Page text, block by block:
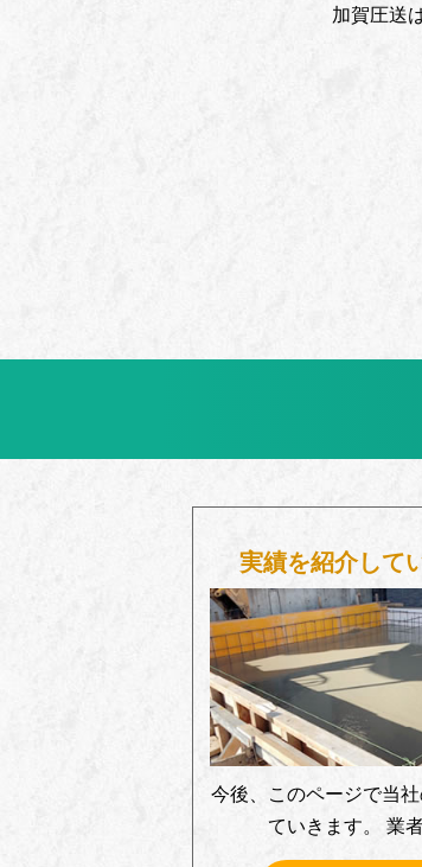
加賀圧送
実績を紹介して
今後、このページで当
ていきます。 業